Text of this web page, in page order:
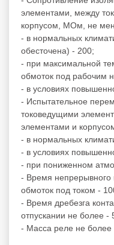
элементами, между
корпусом, МОм, не
- в нормальных
обесточена) - 200;
- при максимальной
обмоток под рабочим
- в условиях
- Испытательное
токоведущими
элементами и
- в нормальных
- в условиях
- при пониженном
- Время непрерывного
обмоток под током -
- Время дребезга
отпускании не более -
- Масса реле не более